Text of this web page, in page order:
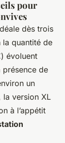
pour
dès trois
la quantité de
évoluent
présence de
un
la version XL
à l’appétit